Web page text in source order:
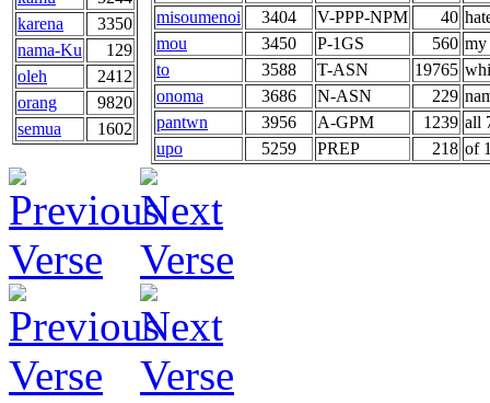
karena
3350
nama-Ku
129
oleh
2412
orang
9820
semua
1602
misoumenoi
3404 V-PPP-NPM 40
mou
3450 P-1GS 560 my
to
3588 T-ASN 19765
onoma
3686 N-ASN 229
pantwn
3956 A-GPM 1239 all
upo
5259 PREP 218 of